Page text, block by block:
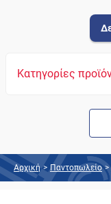
Κατηγορίες
Αρχική > Παντοπωλείο >